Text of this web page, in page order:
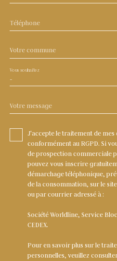
Téléphone
Votre commune
-
Vous souhaitez
Votre message
J'accepte le traitement de
conformément au RGPD. Si
de prospection commerciale
pouvez vous inscrire
démarchage téléphonique,
de la consommation, sur le
ou par courrier adressé à :
Société Worldline, Service
CEDEX.
Pour en savoir plus sur le
personnelles, veuillez